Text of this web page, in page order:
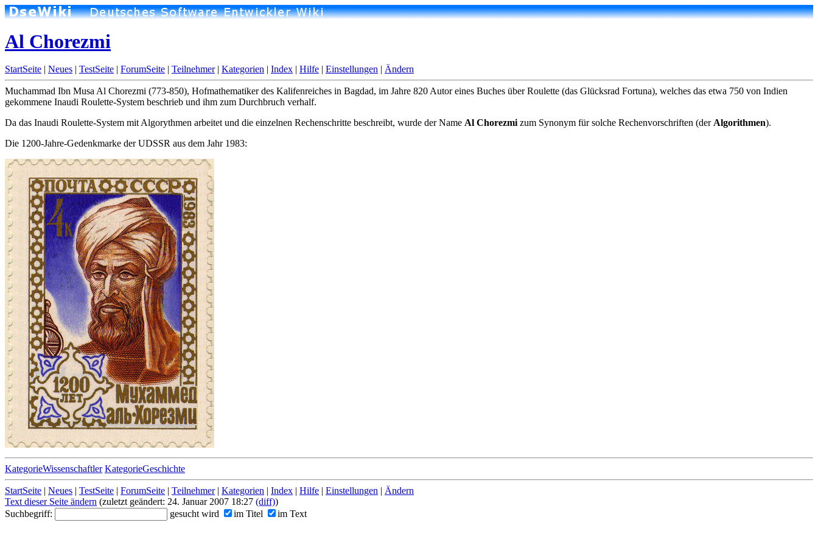
Al Chorezmi
StartSeite | Neues | TestSeite | ForumSeite | Teilnehmer| Kategorien | Index | Hilfe | Einstellungen | Ändern
Muchammad Ibn Musa Al Chorezmi (773-850), Hofmathematiker des Kalifenreiches in Bagdad, im Jahre 820 Autor eines Buches über Roulette (das Glücksrad Fortuna), welches das etwa 750 von Indien
gekommene Inaudi Roulette-System beschrieb und ihm zum Durchbruch verhalf.
Da das Inaudi Roulette-System mit Algorythmen arbeitet und die einzelnen Rechenschritte beschreibt, wurde der Name Al Chorezmi zum Synonym für solche Rechenvorschriften (der Algorithmen).
Die 1200-Jahre-Gedenkmarke der UDSSR aus dem Jahr 1983:
KategorieWissenschaftler KategorieGeschichte
StartSeite | Neues | TestSeite | ForumSeite | Teilnehmer| Kategorien | Index | Hilfe | Einstellungen | Ändern
Text dieser Seite ändern (zuletzt geändert: 24. Januar 2007 18:27 (diff))
Suchbegriff:
gesucht wird im Titel im Text